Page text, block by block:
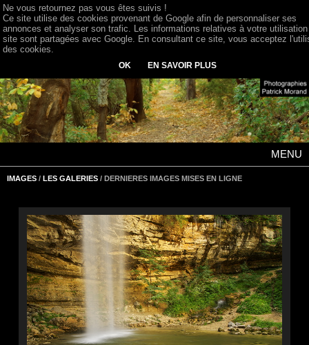
MENU
IMAGES / LES GALERIES / DERNIERES IMAGES MISES EN LIGNE
Ne vous retournez pas vous êtes suivis !
Ce site utilise des cookies provenant de Google afin de personnaliser ses
annonces et analyser son trafic. Les informations relatives à votre
site sont partagées avec Google. En consultant ce site, vous acceptez
des cookies.
OK EN SAVOIR PLUS